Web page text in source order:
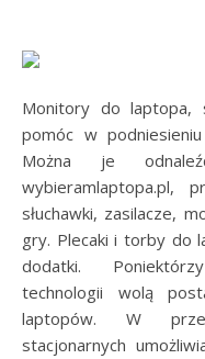
Monitory do
pomóc w
Można je
wybieramlaptopa.pl,
słuchawki, zasilacze,
gry. Plecaki i torby do
dodatki.
technologii wolą
laptopów. W
stacjonarnych